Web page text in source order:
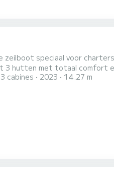
zeilboot speciaal voor
zijn bij het
3 cabines 2023 14.27 m